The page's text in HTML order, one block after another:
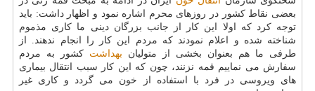
بعضی نقاط كشور در روزهای محرم اشاره نمود و اظهار داشت: باید
توجه كرد كه اولا این كار از جانب بزرگان دینی ما كاری مذموم
شناخته شده و اعلام نمودند كه مردم این كار را انجام ندهند. از
طرفی ما هم بعنوان بخشی از متولیان بهداشت كشور به مردم
سفارش می نماییم قمه نزنند، چون كه این كار سبب انتقال بیماری
های ویروسی در فرد با استفاده از خون می گردد و كاری غیر